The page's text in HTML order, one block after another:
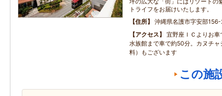
トライフをお届けいたします。
住所
沖縄県名護市字安部
アクセス
宜野座ＩＣよりお
水族館まで車で約50分。カヌチャ
料）もございます
この施